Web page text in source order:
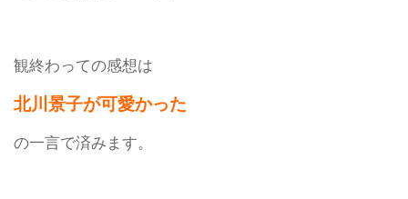
観終わっての感想は
北川景子が可愛かった
の一言で済みます。